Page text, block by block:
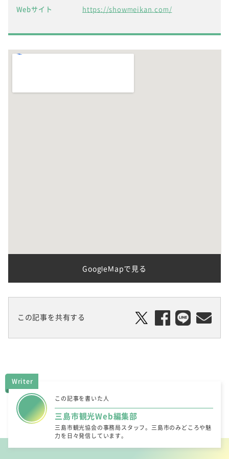
Webサイト
https://showmeikan.com/
GoogleMapで見る
この記事を共有する
Writer
この記事を書いた人
三島市観光Web編集部
三島市観光協会の事務局スタッフ。三島市のみどころや魅
力を日々発信しています。